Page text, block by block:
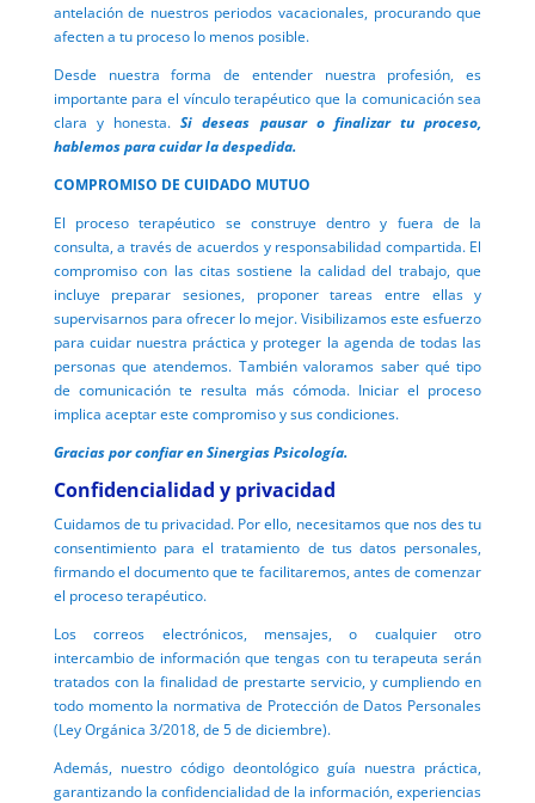
antelación de nuestros periodos vacacionales, procurando que
afecten a tu proceso lo menos posible.
Desde nuestra forma de entender nuestra profesión, es
importante para el vínculo terapéutico que la comunicación sea
clara y honesta.Si deseas pausar o finalizar tu proceso,
hablemos para cuidar la despedida.
COMPROMISO DE CUIDADO MUTUO
El proceso terapéutico se construye dentro y fuera de la
consulta, a través de acuerdos y responsabilidad compartida. El
compromiso con las citas sostiene la calidad del trabajo, que
incluye preparar sesiones, proponer tareas entre ellas y
supervisarnos para ofrecer lo mejor. Visibilizamos este esfuerzo
para cuidar nuestra práctica y proteger la agenda de todas las
personas que atendemos. También valoramos saber qué tipo
de comunicación te resulta más cómoda. Iniciar el proceso
implica aceptar este compromiso y sus condiciones.
Gracias por confiar en Sinergias Psicología.
Confidencialidad y privacidad
Cuidamos de tu privacidad. Por ello, necesitamos que nos des tu
consentimiento para el tratamiento de tus datos personales,
firmando el documento que te facilitaremos, antes de comenzar
el proceso terapéutico.
Los correos electrónicos, mensajes, o cualquier otro
intercambio de información que tengas con tu terapeuta serán
tratados con la finalidad de prestarte servicio, y cumpliendo en
todo momento la normativa de Protección de Datos Personales
(Ley Orgánica 3/2018, de 5 de diciembre).
Además, nuestro código deontológico guía nuestra práctica,
garantizando la confidencialidad de la información, experiencias